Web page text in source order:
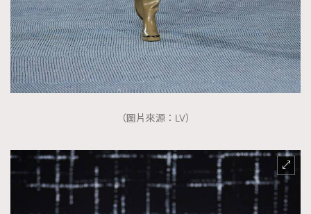
（圖片來源：LV）